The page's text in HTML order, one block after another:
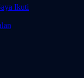
Ikuti